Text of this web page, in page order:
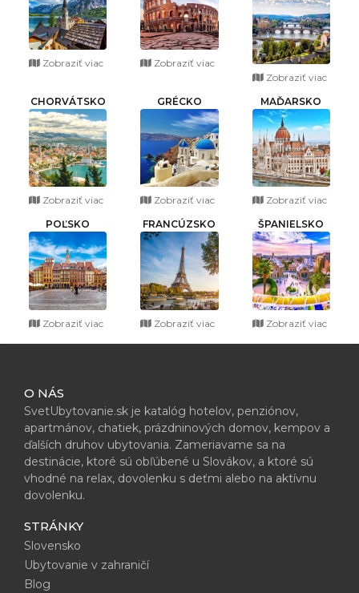
Zobraziť viac Zobraziť viac
Zobraziť viac
CHORVÁTSKO
Zobraziť viac
GRÉCKO
Zobraziť viac
MAĎARSKO
Zobraziť viac
POĽSKO
Zobraziť viac
FRANCÚZSKO
Zobraziť viac
ŠPANIELSKO
Zobraziť viac
O NÁS
SvetUbytovanie.sk je katalóg hotelov, penziónov,
apartmánov, chatiek, prázdninových domov, kempov a
ďalších druhov ubytovania. Zameriavame sa na
destinácie, ktoré sú obľúbené u Slovákov, a ktoré sú
vhodné na relax, dovolenku s deťmi alebo na aktívnu
dovolenku.
STRÁNKY
Slovensko
Ubytovanie v zahraničí
Blog